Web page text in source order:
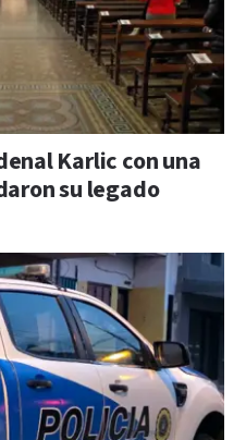
Karlic con una
su legado